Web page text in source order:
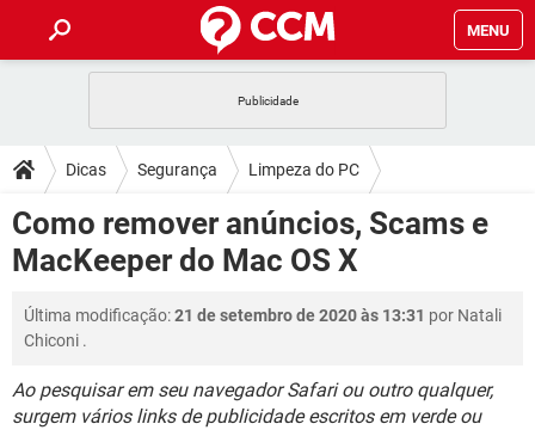
MENU
CELULAR FACEBOOK
OUTLOOK EXCEL
INSTAGRAM GMAIL
DICAS
JOGOS
CELULAR FACEBOOK
INSTAGRAM GMAIL
DOWNLOADS
JOGOS WHATSAPP
OUTLOOK
INSTAGRAM GMAIL
GUIA DE COMPRAS
FÓRUM
JOGOS WHATSAPP
OUTLOOK EXCEL
GLOSSÁRIO
WHATSAPP
CELULAR FACEBOOK
Dicas Segurança Limpeza do PC
Como remover anúncios, Scams e
MacKeeper do Mac OS X
Última modificação:21 de setembro de 2020 às 13:31 por Natali
Chiconi .
Ao pesquisar em seu navegador Safari ou outro qualquer,
surgem vários links de publicidade escritos em verde ou